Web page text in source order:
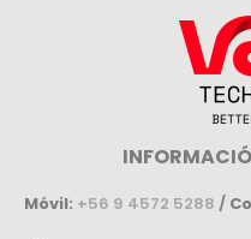
Móvil: +56 9 4572 5288 /